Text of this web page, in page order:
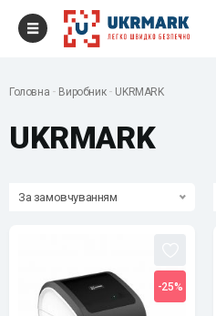
Головна Виробник UKRMARK
UKRMARK
За замовчуванням
-25%